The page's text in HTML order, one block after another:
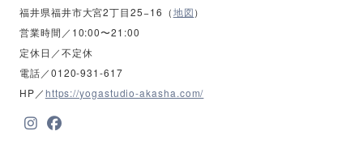
福井県福井市大宮2丁目25−16（地図）
営業時間／10:00〜21:00
定休日／不定休
電話／0120-931-617
HP／https://yogastudio-akasha.com/